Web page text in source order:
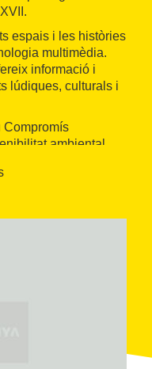
espais i les històries
multimèdia.
informació i
lúdiques, culturals i
Compromís
ambiental,